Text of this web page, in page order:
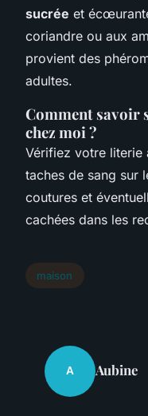
sucrée et
coriandre ou aux
provient des
adultes.
Comment savoir
chez moi ?
Vérifiez votre literie
taches de sang sur
coutures et
cachées dans les
maison
A Aubine